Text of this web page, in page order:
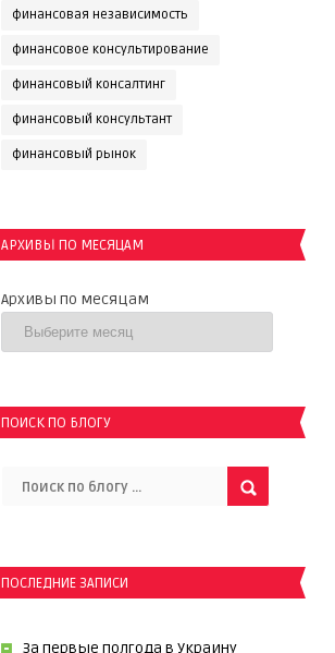
финансовая независимость
финансовое консультирование
финансовый консалтинг
финансовый консультант
финансовый рынок
АРХИВЫ ПО МЕСЯЦАМ
Архивы по месяцам
ПОИСК ПО БЛОГУ
ПОСЛЕДНИЕ ЗАПИСИ
За первые полгода в Украину